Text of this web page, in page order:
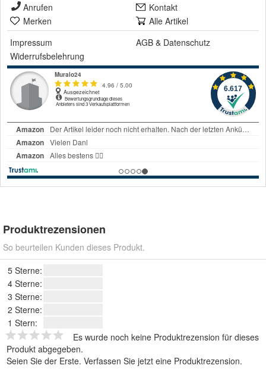
Anrufen
Kontakt
Merken
Alle Artikel
Impressum
AGB & Datenschutz
Widerrufsbelehrung
Produktrezensionen
So beurteilen Kunden dieses Produkt.
5 Sterne:
4 Sterne:
3 Sterne:
2 Sterne:
1 Stern:
Es wurde noch keine Produktrezension für dieses
Produkt abgegeben.
Seien Sie der Erste. Verfassen Sie jetzt eine Produktrezension.